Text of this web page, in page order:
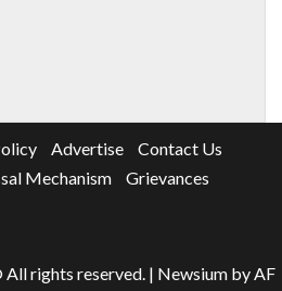
Advertise
Contact Us
Mechanism
Grievances
rights reserved. | Newsiumby AF